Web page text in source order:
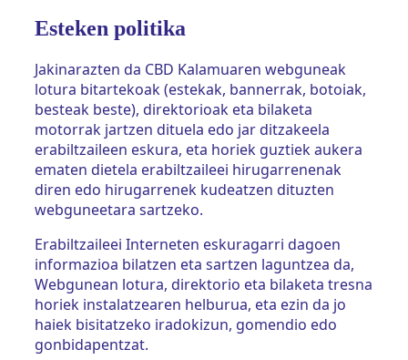
Esteken politika
Jakinarazten da CBD Kalamuaren webguneak
lotura bitartekoak (estekak, bannerrak, botoiak,
besteak beste), direktorioak eta bilaketa
motorrak jartzen dituela edo jar ditzakeela
erabiltzaileen eskura, eta horiek guztiek aukera
ematen dietela erabiltzaileei hirugarrenenak
diren edo hirugarrenek kudeatzen dituzten
webguneetara sartzeko.
Erabiltzaileei Interneten eskuragarri dagoen
informazioa bilatzen eta sartzen laguntzea da,
Webgunean lotura, direktorio eta bilaketa tresna
horiek instalatzearen helburua, eta ezin da jo
haiek bisitatzeko iradokizun, gomendio edo
gonbidapentzat.